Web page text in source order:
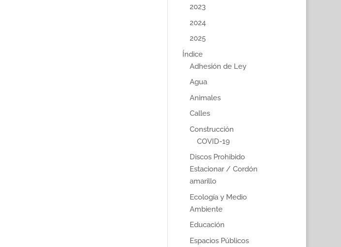
2023
2024
2025
Índice
Adhesión de Ley
Agua
Animales
Calles
Construcción
COVID-19
Discos Prohibido
Estacionar / Cordón
amarillo
Ecología y Medio
Ambiente
Educación
Espacios Públicos